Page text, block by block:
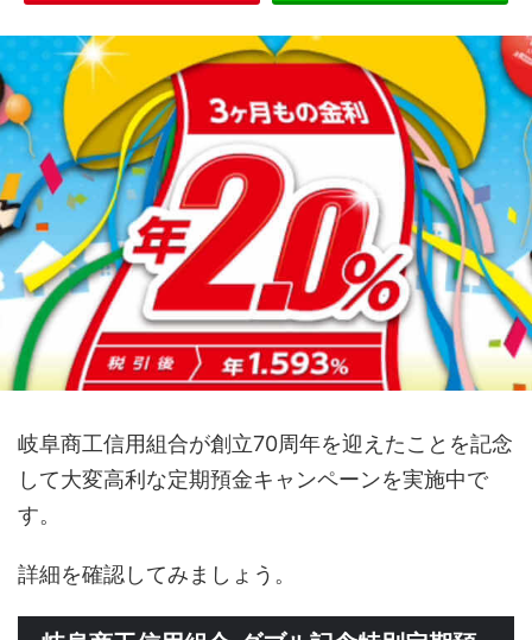
岐阜商工信用組合が創立70周年を迎えたことを記念
して大変高利な定期預金キャンペーンを実施中で
す。
詳細を確認してみましょう。